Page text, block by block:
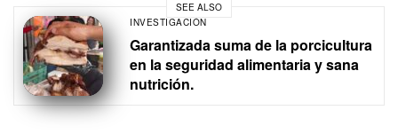
SEE ALSO
INVESTIGACIÓN
Garantizada suma de la porcicultura
en la seguridad alimentaria y sana
nutrición.